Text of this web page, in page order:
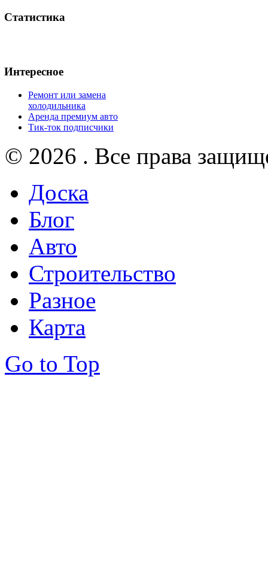
Статистика
Интересное
Ремонт или замена
холодильника
Аренда премиум авто
Тик-ток подписчики
© 2026 . Все права
Доска
Блог
Авто
Строительство
Разное
Карта
Go to Top